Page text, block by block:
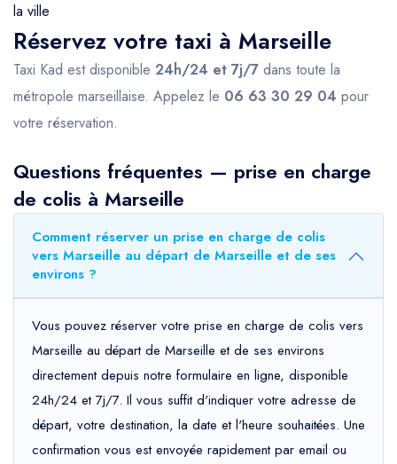
la ville
Réservez votre taxi à Marseille
Taxi Kad est disponible 24h/24 et 7j/7 dans toute la
métropole marseillaise. Appelez le 06 63 30 29 04 pour
votre réservation.
Questions fréquentes — prise en charge
de colis à Marseille
Comment réserver un prise en charge de colis
vers Marseille au départ de Marseille et de ses
environs ?
Vous pouvez réserver votre prise en charge de colis vers
Marseille au départ de Marseille et de ses environs
directement depuis notre formulaire en ligne, disponible
24h/24 et 7j/7. Il vous suffit d'indiquer votre adresse de
départ, votre destination, la date et l'heure souhaitées. Une
confirmation vous est envoyée rapidement par email ou